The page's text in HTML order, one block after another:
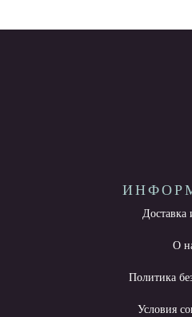
Доставка
О
Политика
Условия